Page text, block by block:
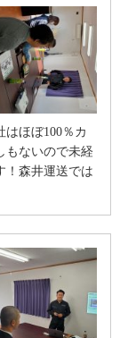
はほぼ100％カ
もないので未経
！森井運送では